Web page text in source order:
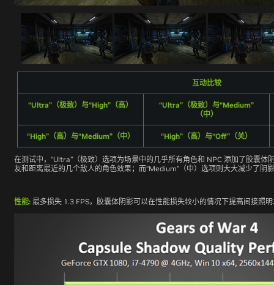
互动比较
“Ultra”（极致）与“High”（高）
“Ultra”（极致）与“Medium”
（中）
“High”（高）与“Medium”（中） “High”（高）与“Off”（关）
在测试中，“Ultra”（极致）选项为场景中的几乎所有角色和 NPC 添加了胶囊体
友和距离最近的几个敌人的角色效果；而“Medium”（中）选项则大大减少了阴
性能: 最多损失 1.3 FPS，胶囊体阴影可以在性能损失较小的情况下提高间接照